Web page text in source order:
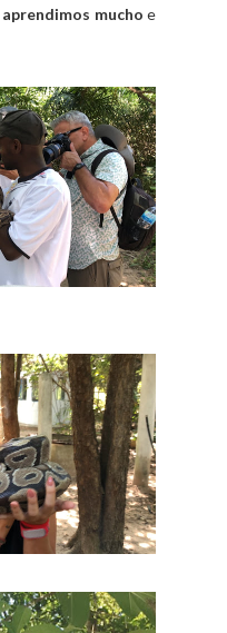
aprendimos mucho e